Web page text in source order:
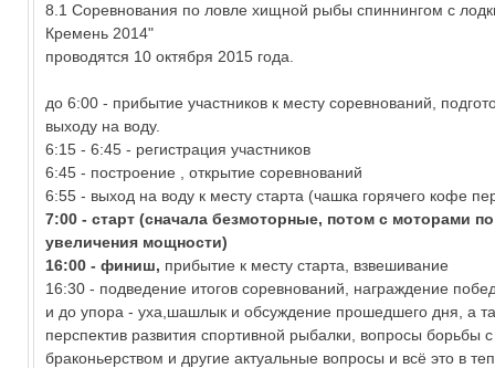
8.1 Соревнования по ловле хищной рыбы спиннингом с
Кремень 2014"
проводятся 10 октября 2015 года.
до 6:00 - прибытие участников к месту соревнований,
выходу на воду.
6:15 - 6:45 - регистрация участников
6:45 - построение , открытие соревнований
6:55 - выход на воду к месту старта (чашка горячего кофе
7:00 - старт (сначала безмоторные, потом с моторами
увеличения мощности)
16:00 - финиш, прибытие к месту старта, взвешивание
16:30 - подведение итогов соревнований, награждение
и до упора - уха,шашлык и обсуждение прошедшего дня, а
перспектив развития спортивной рыбалки, вопросы борьбы с
браконьерством и другие актуальные вопросы и всё это в